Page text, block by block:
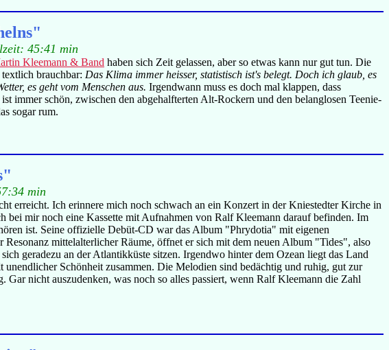
45:41 min
Kleemann & Band haben sich Zeit gelassen, aber so etwas kann nur gut tun. Die
brauchbar: Das Klima immer heisser, statistisch ist's belegt. Doch ich glaub, es
es geht vom Menschen aus. Irgendwann muss es doch mal klappen, dass
ist immer schön, zwischen den abgehalfterten Alt-Rockern und den belanglosen Teenie-
sogar rum.
min
erreicht. Ich erinnere mich noch schwach an ein Konzert in der Kniestedter Kirche in
bei mir noch eine Kassette mit Aufnahmen von Ralf Kleemann darauf befinden. Im
ist. Seine offizielle Debüt-CD war das Album "Phrydotia" mit eigenen
mittelalterlicher Räume, öffnet er sich mit dem neuen Album "Tides", also
geradezu an der Atlantikküste sitzen. Irgendwo hinter dem Ozean liegt das Land
Schönheit zusammen. Die Melodien sind bedächtig und ruhig, gut zur
nicht auszudenken, was noch so alles passiert, wenn Ralf Kleemann die Zahl